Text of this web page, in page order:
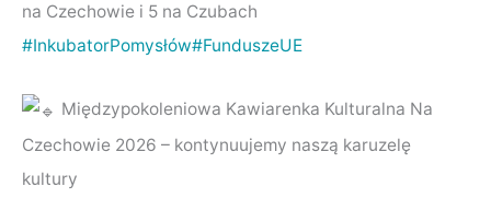
na Czechowie i 5 na Czubach
#InkubatorPomysłów#FunduszeUE
Międzypokoleniowa Kawiarenka Kulturalna Na
Czechowie 2026 – kontynuujemy naszą karuzelę
kultury